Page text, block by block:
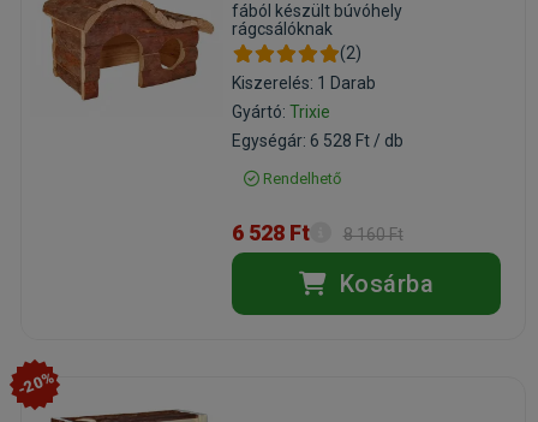
fából készült búvóhely
rágcsálóknak
(2)
Kiszerelés: 1 Darab
Gyártó: Trixie
Egységár: 6 528 Ft / db
Rendelhető
6 528 Ft 8 160 Ft
Kosárba
-20%